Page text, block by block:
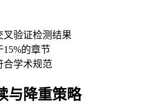
叉验证检测结果
15%的章节
合学术规范
与降重策略